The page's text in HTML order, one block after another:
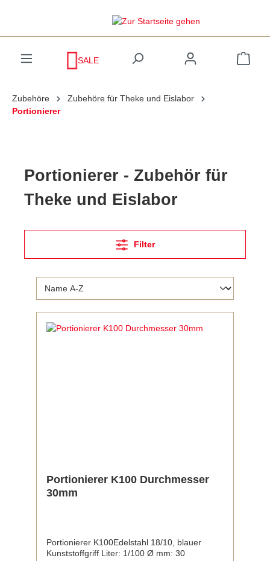
SALE
Zubehöre
Zubehöre für Theke und Eislabor
Portionierer
Portionierer - Zubehör für
Theke und Eislabor
Filter
Portionierer K100 Durchmesser
30mm
Portionierer K100Edelstahl 18/10, blauer
Kunststoffgriff Liter: 1/100 Ø mm: 30